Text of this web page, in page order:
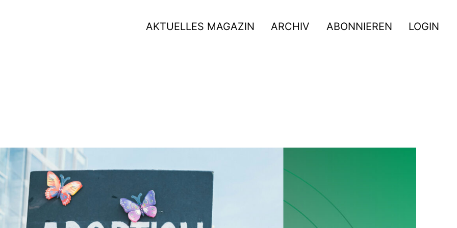
AKTUELLES MAGAZIN ARCHIV ABONNIEREN LOGIN